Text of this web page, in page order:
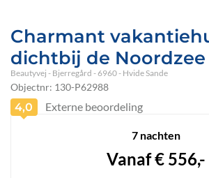
Charmant
dichtbij de Noordzee
Beautyvej - Bjerregård - 6960 - Hvide Sande
Objectnr: 130-P62988
4,0 Externe beoordeling
7 nachten
Vanaf€ 556,-